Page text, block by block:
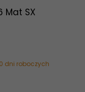
Mat SX
dni roboczych